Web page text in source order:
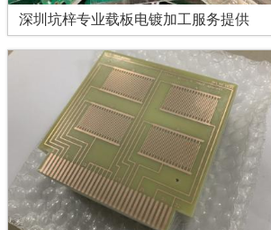
深圳坑梓专业载板电镀加工服务提供